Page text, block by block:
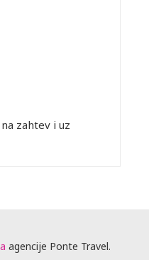
zahtev i uz
agencije Ponte Travel.